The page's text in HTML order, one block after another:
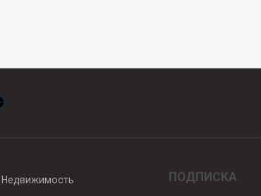
Недвижимость ПОДПИСКА